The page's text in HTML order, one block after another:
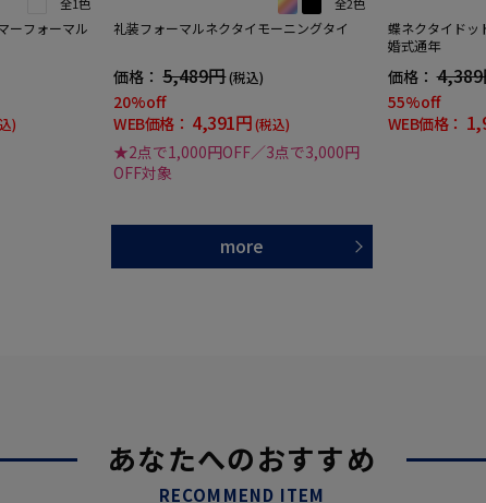
全1色
ーフォーマル
)
全2色
礼装フォーマルネクタイモーニングタイ
価格： 5,489円(税込)
20%off
WEB価格： 4,391円(税込)
★2点で1,000円OFF／3点で3,000円
OFF対象
蝶ネクタイドッ
婚式通年
価格：
55%off
WEB価格：
more
あなたへのおすすめ
RECOMMEND ITEM